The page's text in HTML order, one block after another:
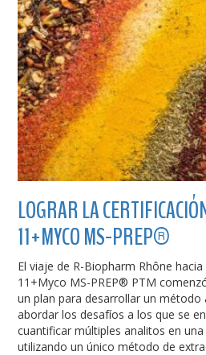
LOGRAR LA
11+MYCO MS-PREP®
El viaje de R-Biopharm Rhône
11+Myco MS-PREP® PTM
un plan para desarrollar un método
abordar los desafíos a los que se
cuantificar múltiples analitos en
utilizando un único método de